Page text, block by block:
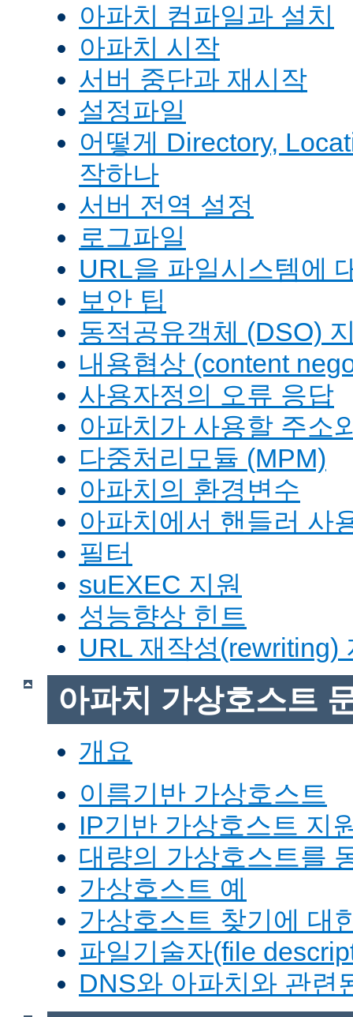
아파치 컴파일과 설치
아파치 시작
서버 중단과 재시작
설정파일
어떻게 Directory,
작하나
서버 전역 설정
로그파일
URL을 파일시스템에
보안 팁
동적공유객체 (DSO)
내용협상 (content
사용자정의 오류 응답
아파치가 사용할 주소
다중처리모듈 (MPM)
아파치의 환경변수
아파치에서 핸들러 사
필터
suEXEC 지원
성능향상 힌트
URL 재작성(rewriting)
아파치 가상호스트
개요
이름기반 가상호스트
IP기반 가상호스트 지
대량의 가상호스트를
가상호스트 예
가상호스트 찾기에 대
파일기술자(file
DNS와 아파치와 관련